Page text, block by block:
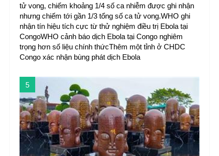
tử vong, chiếm khoảng 1/4 số ca nhiễm được ghi nhận
nhưng chiếm tới gần 1/3 tổng số ca tử vong.WHO ghi
nhận tín hiệu tích cực từ thử nghiệm điều trị Ebola tại
CongoWHO cảnh báo dịch Ebola tại Congo nghiêm
trọng hơn số liệu chính thứcThêm một tỉnh ở CHDC
Congo xác nhận bùng phát dịch Ebola
5